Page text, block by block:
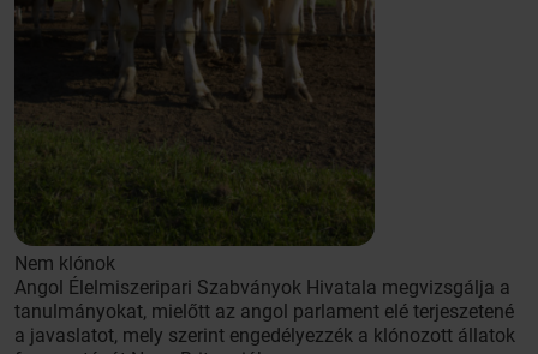
Nem klónok
Angol Élelmiszeripari Szabványok Hivatala megvizsgálja a
tanulmányokat, mielőtt az angol parlament elé terjeszetené
a javaslatot, mely szerint engedélyezzék a klónozott állatok